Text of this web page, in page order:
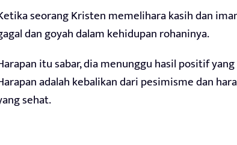
seorang Kristen memelihara kasih dan
dan goyah dalam kehidupan rohaninya.
itu sabar, dia menunggu hasil positif
adalah kebalikan dari pesimisme dan
sehat.